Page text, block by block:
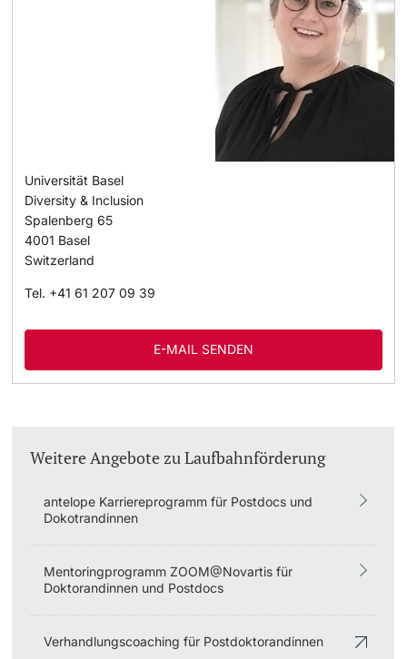
Universität Basel
Diversity & Inclusion
Spalenberg 65
4001 Basel
Switzerland
Tel. +41 61 207 09 39
E-MAIL SENDEN
Weitere Angebote zu Laufbahnförderung
antelope Karriereprogramm für Postdocs und
Dokotrandinnen
Mentoringprogramm ZOOM@Novartis für
Doktorandinnen und Postdocs
Verhandlungscoaching für Postdoktorandinnen